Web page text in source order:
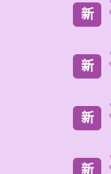
新
新
新
新